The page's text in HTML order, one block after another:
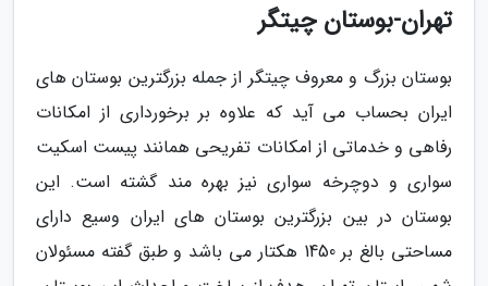
تهران-بوستان چیتگر
بوستان بزرگ و معروف چیتگر از جمله بزرگترین بوستان های
ایران بحساب می آید که علاوه بر برخورداری از امکانات
رفاهی و خدماتی از امکانات تفریحی همانند پیست اسکیت
سواری و دوچرخه سواری نیز بهره مند گشته است. این
بوستان در بین بزرگترین بوستان های ایران وسیع دارای
مساحتی بالغ بر 1450 هکتار می باشد و طبق گفته مسئولان